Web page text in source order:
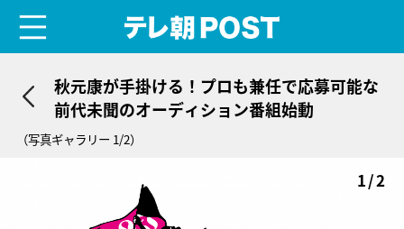
秋元康が手掛ける！プロも兼任で応募可能な
前代未聞のオーディション番組始動
（写真ギャラリー 1/2）
1/2